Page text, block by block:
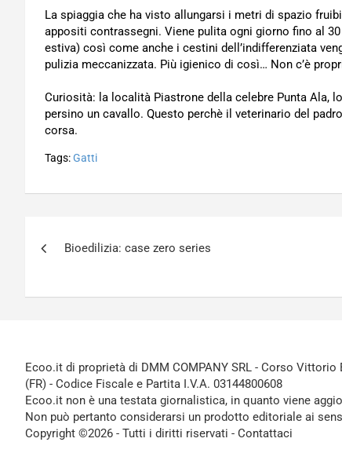
La spiaggia che ha visto allungarsi i metri di spazio
appositi contrassegni. Viene pulita ogni giorno fino al
estiva) così come anche i cestini dell’indifferenziata
pulizia meccanizzata. Più igienico di così… Non c’è
Curiosità: la località Piastrone della celebre Punta Ala,
persino un cavallo. Questo perchè il veterinario del
corsa.
Tags:Gatti
Bioedilizia: case zero series
Ecoo.it di proprietà di DMM COMPANY SRL - Corso Vittorio
(FR) - Codice Fiscale e Partita I.V.A. 03144800608
Ecoo.it non è una testata giornalistica, in quanto viene
Non può pertanto considerarsi un prodotto editoriale ai
Copyright ©2026 - Tutti i diritti riservati - Contattaci